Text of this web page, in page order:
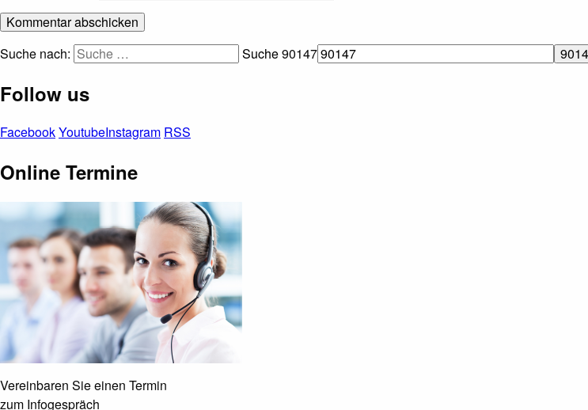
Suche nach: Suche90147
Follow us
FacebookYoutubeInstagram RSS
Online Termine
Vereinbaren Sie einen Termin
zum Infogespräch